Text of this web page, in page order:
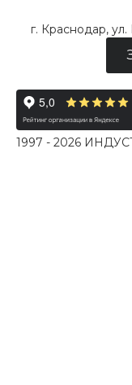
г. Краснодар,
1997 - 2026